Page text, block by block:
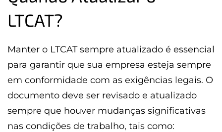
LTCAT?
Manter o LTCAT sempre atualizado é essencial
para garantir que sua empresa esteja sempre
em conformidade com as exigências legais. O
documento deve ser revisado e atualizado
sempre que houver mudanças significativas
nas condições de trabalho, tais como: